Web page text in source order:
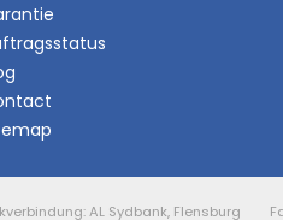
AL Sydbank, Flensburg